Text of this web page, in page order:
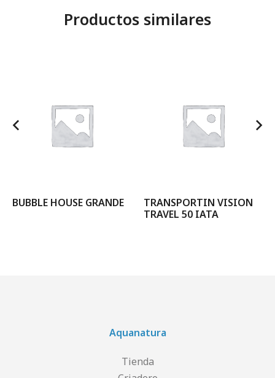
Productos similares
BUBBLE HOUSE GRANDE
TRANSPORTIN VISION
TRAVEL 50 IATA
Aquanatura
Tienda